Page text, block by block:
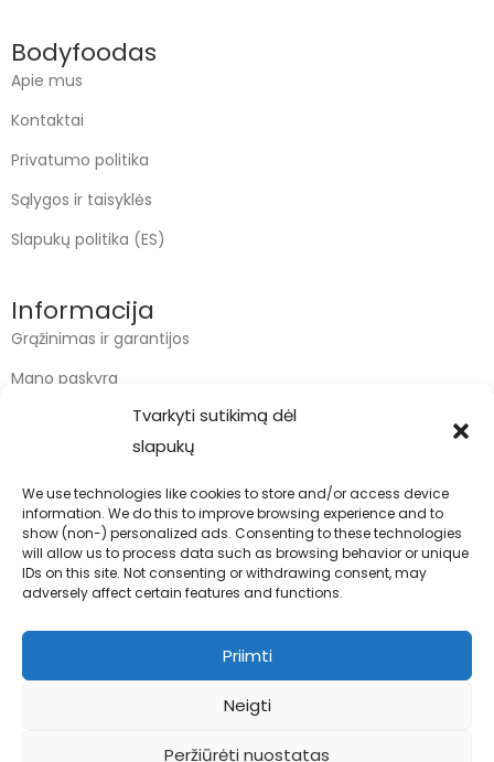
Tvarkyti sutikimą dėl
slapukų
We use technologies like cookies to store and/or access device
information. We do this to improve browsing experience and to
show (non-) personalized ads. Consenting to these technologies
will allow us to process data such as browsing behavior or unique
IDs on this site. Not consenting or withdrawing consent, may
adversely affect certain features and functions.
Priimti
Neigti
Peržiūrėti nuostatas
Bodyfoodas
Apie mus
Kontaktai
Privatumo politika
Sąlygos ir taisyklės
Slapukų politika (ES)
Informacija
Grąžinimas ir garantijos
Mano paskyra
Kontaktai
info@bodyfoodas.lt
+370 600 77017
Visos teisės saugomos © Bodyfoodas.lt 2026